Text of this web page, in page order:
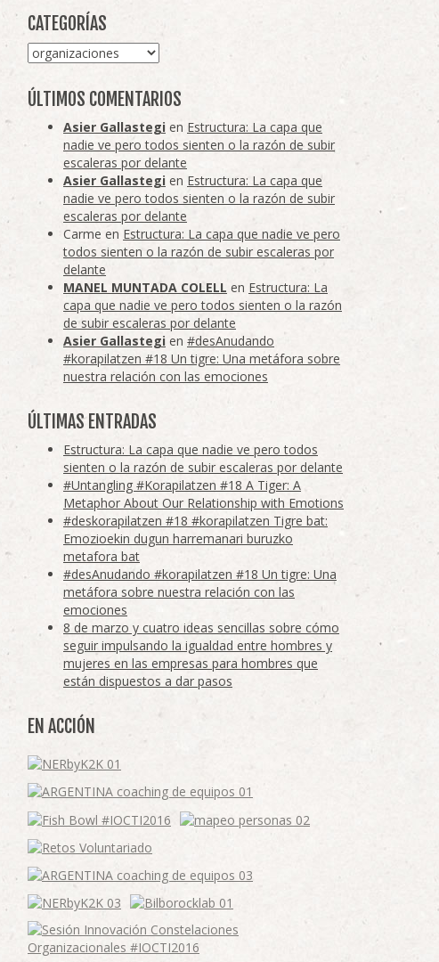
CATEGORÍAS
Categorías
ÚLTIMOS COMENTARIOS
Asier Gallastegi en Estructura: La capa que
nadie ve pero todos sienten o la razón de subir
escaleras por delante
Asier Gallastegi en Estructura: La capa que
nadie ve pero todos sienten o la razón de subir
escaleras por delante
Carme en Estructura: La capa que nadie ve pero
todos sienten o la razón de subir escaleras por
delante
MANEL MUNTADA COLELL en Estructura: La
capa que nadie ve pero todos sienten o la razón
de subir escaleras por delante
Asier Gallastegi en #desAnudando
#korapilatzen #18 Un tigre: Una metáfora sobre
nuestra relación con las emociones
ÚLTIMAS ENTRADAS
Estructura: La capa que nadie ve pero todos
sienten o la razón de subir escaleras por delante
#Untangling #Korapilatzen #18 A Tiger: A
Metaphor About Our Relationship with Emotions
#deskorapilatzen #18 #korapilatzen Tigre bat:
Emozioekin dugun harremanari buruzko
metafora bat
#desAnudando #korapilatzen #18 Un tigre: Una
metáfora sobre nuestra relación con las
emociones
8 de marzo y cuatro ideas sencillas sobre cómo
seguir impulsando la igualdad entre hombres y
mujeres en las empresas para hombres que
están dispuestos a dar pasos
EN ACCIÓN